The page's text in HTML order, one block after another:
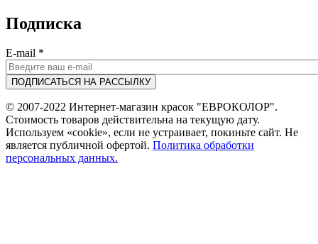
Подписка
E-mail *
© 2007-2022 Интернет-магазин красок "ЕВРОКОЛОР".
Стоимость товаров действительна на текущую дату.
Используем «cookie», если не устраивает, покиньте сайт. Не
является публичной офертой. Политика обработки
персональных данных.